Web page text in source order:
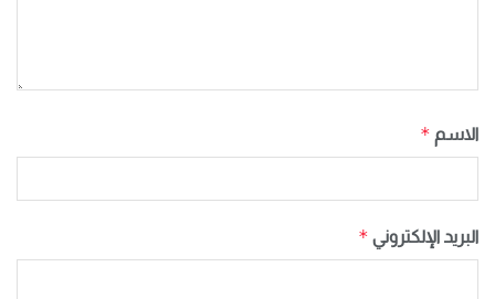
الاسم *
البريد الإلكتروني *